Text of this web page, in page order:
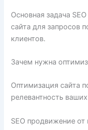
Основная задача
сайта для запросов
клиентов.
Зачем нужна
Оптимизация сайта
релевантность
SEO продвижение от